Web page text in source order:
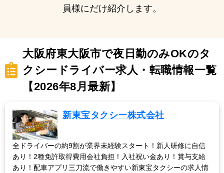
員様にだけ紹介します。
大阪府東大阪市で夜日勤のみOKのタ
クシードライバー求人・転職情報一覧
【2026年8月最新】
新東宝タクシー株式会社
全ドライバーの約9割が業界未経験スタート！新人研修に自信
あり！2種免許取得費用会社負担！入社祝い金あり！賞与支給
あり！配車アプリ三刀流で働きやすい新東宝タクシーの求人情